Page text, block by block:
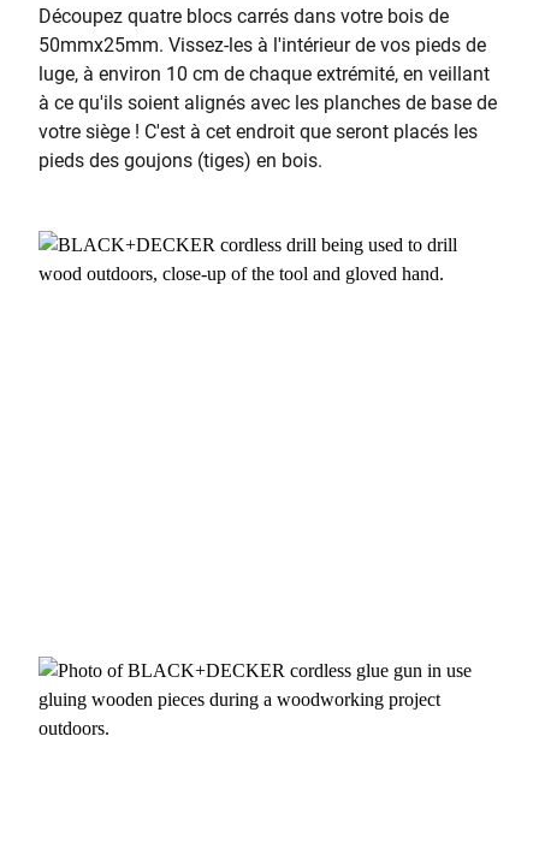
Découpez quatre blocs carrés dans votre bois de
50mmx25mm. Vissez-les à l'intérieur de vos pieds de
luge, à environ 10 cm de chaque extrémité, en veillant
à ce qu'ils soient alignés avec les planches de base de
votre siège ! C'est à cet endroit que seront placés les
pieds des goujons (tiges) en bois.